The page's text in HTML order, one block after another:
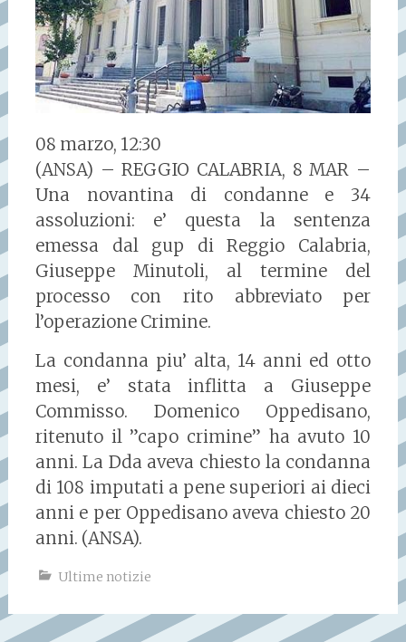
08 marzo, 12:30
(ANSA) – REGGIO CALABRIA, 8 MAR –
Una novantina di condanne e 34
assoluzioni: e’ questa la sentenza
emessa dal gup di Reggio Calabria,
Giuseppe Minutoli, al termine del
processo con rito abbreviato per
l’operazione Crimine.
La condanna piu’ alta, 14 anni ed otto
mesi, e’ stata inflitta a Giuseppe
Commisso. Domenico Oppedisano,
ritenuto il ”capo crimine” ha avuto 10
anni. La Dda aveva chiesto la condanna
di 108 imputati a pene superiori ai dieci
anni e per Oppedisano aveva chiesto 20
anni. (ANSA).
Ultime notizie